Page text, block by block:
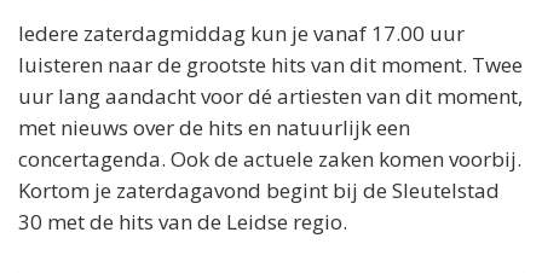
Iedere zaterdagmiddag kun je vanaf 17.00 uur
luisteren naar de grootste hits van dit moment. Twee
uur lang aandacht voor dé artiesten van dit moment,
met nieuws over de hits en natuurlijk een
concertagenda. Ook de actuele zaken komen voorbij.
Kortom je zaterdagavond begint bij de Sleutelstad
30 met de hits van de Leidse regio.